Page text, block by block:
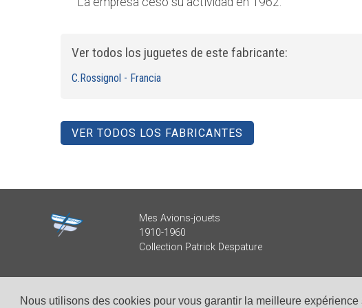
Nous utilisons des cookies pour vous garantir la meilleure expérience
Ver todos los juguetes de este fabricante:
C.Rossignol - Francia
VER TODOS LOS FABRICANTES
Mes Avions-jouets
1910-1960
Collection Patrick Despature